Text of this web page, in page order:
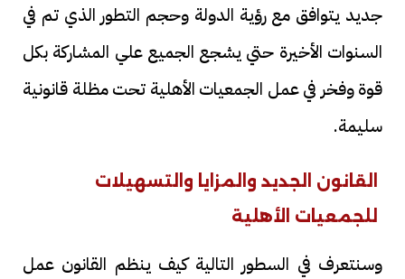
جديد يتوافق مع رؤية الدولة وحجم التطور الذي تم في
السنوات الأخيرة حتي يشجع الجميع علي المشاركة بكل
قوة وفخر في عمل الجمعيات الأهلية تحت مظلة قانونية
سليمة.
القانون الجديد والمزايا والتسهيلات
للجمعيات الأهلية
وسنتعرف في السطور التالية كيف ينظم القانون عمل